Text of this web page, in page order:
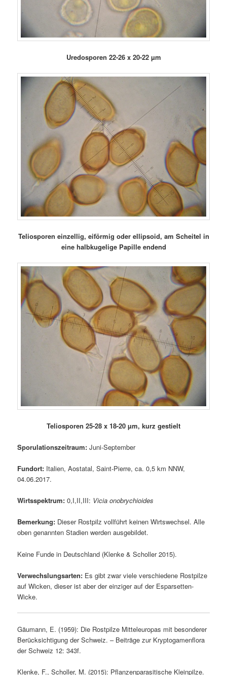
Uredosporen 22-26 x 20-22 µm
Teliosporen einzellig, eiförmig oder ellipsoid, am Scheitel in
eine halbkugelige Papille endend
Teliosporen 25-28 x 18-20 µm, kurz gestielt
Sporulationszeitraum: Juni-September
Fundort: Italien, Aostatal, Saint-Pierre, ca. 0,5 km NNW,
04.06.2017.
Wirtsspektrum:0,I,II,III: Vicia onobrychioides
Bemerkung: Dieser Rostpilz vollführt keinen Wirtswechsel. Alle
oben genannten Stadien werden ausgebildet.
Keine Funde in Deutschland (Klenke & Scholler 2015).
Verwechslungsarten: Es gibt zwar viele verschiedene Rostpilze
auf Wicken, dieser ist aber der einziger auf der Esparsetten-
Wicke.
Gäumann, E. (1959): Die Rostpilze Mitteleuropas mit besonderer
Berücksichtigung der Schweiz. – Beiträge zur Kryptogamenflora
der Schweiz 12: 343f.
Klenke, F., Scholler, M. (2015): Pflanzenparasitische Kleinpilze.